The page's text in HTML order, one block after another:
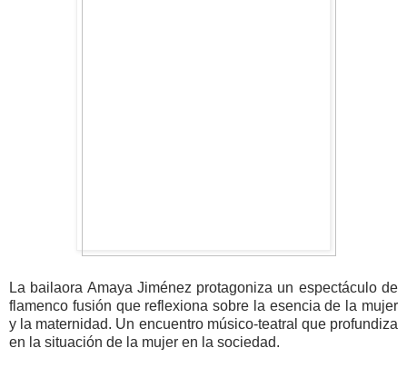
La bailaora Amaya Jiménez protagoniza un espectáculo de
flamenco fusión que reflexiona sobre la esencia de la mujer
y la maternidad. Un encuentro músico-teatral que profundiza
en la situación de la mujer en la sociedad.